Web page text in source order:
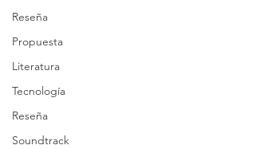
Reseña
Propuesta
Literatura
Tecnología
Reseña
Soundtrack